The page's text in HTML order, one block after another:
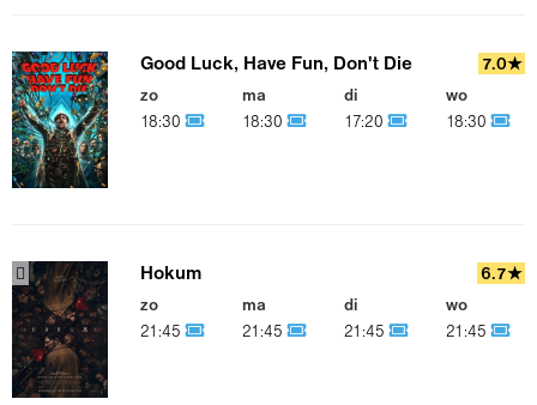
Good Luck, Have Fun, Don't Die 7.0★
zo
18:30
ma
18:30
di
17:20
wo
18:30
Hokum 6.7★
zo
21:45
ma
21:45
di
21:45
wo
21:45